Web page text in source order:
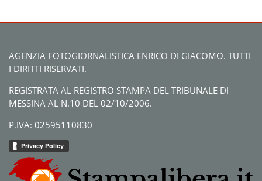
AGENZIA FOTOGIORNALISTICA ENRICO DI GIACOMO. TUTTI
I DIRITTI RISERVATI.
REGISTRATA AL REGISTRO STAMPA DEL TRIBUNALE DI
MESSINA AL N.10 DEL 02/10/2006.
P.IVA: 02595110830